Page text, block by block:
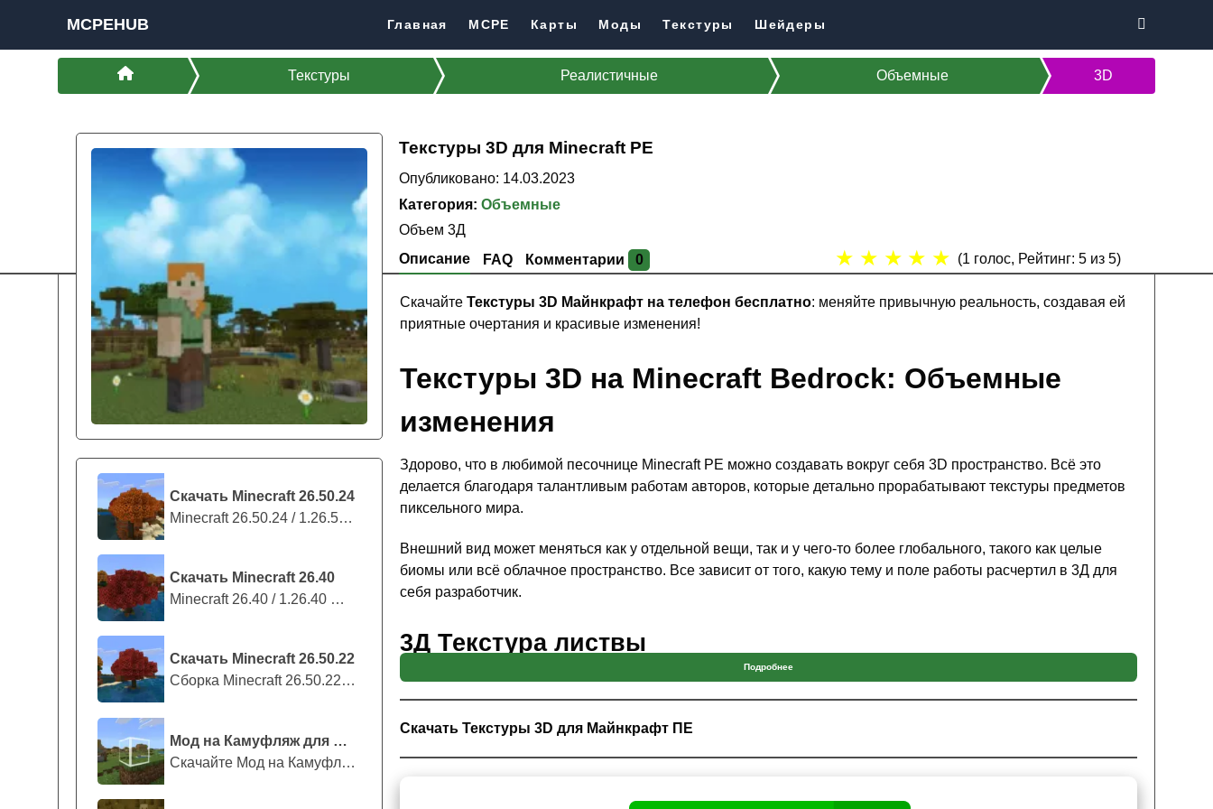
MCPEHUB Главная MCPE Карты Моды Текстуры Шейдеры
Текстуры Реалистичные Объемные 3D
Текстуры 3D для Minecraft PE
Опубликовано: 14.03.2023
Категория:Объемные
Объем 3Д
Описание
FAQ Комментарии 0 ★ ★ ★ ★ ★ (1 голос, Рейтинг: 5из 5)
Скачать Minecraft 26.50.24
Minecraft 26.50.24 / 1.26.50.24 предс...
Скачать Minecraft 26.40
Minecraft 26.40 / 1.26.40 — стабильны...
Скачать Minecraft 26.50.22
Сборка Minecraft 26.50.22 / 1.26.50.2...
Мод на Камуфляж для Майнкрафт ПЕ
Скачайте Мод на Камуфляж на Майнкрафт...
СкачайтеТекстуры 3D Майнкрафт на телефон бесплатно: меняйте привычную реальность, создавая ей
приятные очертания и красивые изменения!
Текстуры 3D на Minecraft Bedrock: Объемные
изменения
Здорово, что в любимой песочнице Minecraft PE можно создавать вокруг себя 3D пространство. Всё это
делается благодаря талантливым работам авторов, которые детально прорабатывают текстуры предметов
пиксельного мира.
Внешний вид может меняться как у отдельной вещи, так и у чего-то более глобального, такого как целые
биомы или всё облачное пространство. Все зависит от того, какую тему и поле работы расчертил в 3Д для
себя разработчик.
3Д Текстура листвы
После загрузки данного пакета текстур пользователями, их привычный лиственный биом Майнкрафт ПЕ
больше никогда не будет прежним.
Подробнее
Скачать Текстуры 3D для Майнкрафт ПЕ